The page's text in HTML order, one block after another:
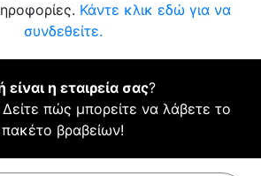
Κάντε κλικ εδώ για να
συνδεθείτε.
είναι η εταιρεία σας?
Δείτε πώς μπορείτε να λάβετε το
πακέτο βραβείων!